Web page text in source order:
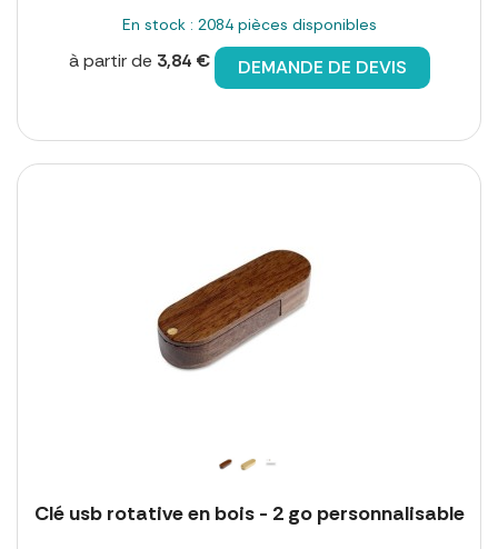
En stock : 2084 pièces disponibles
à partir de 3,84 € DEMANDE DE DEVIS
Clé usb rotative en bois - 2 go personnalisable